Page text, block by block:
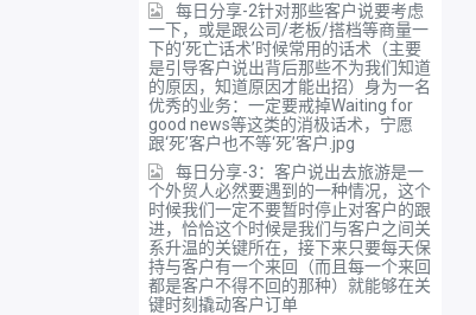
每日分享-2针对那些客户说要考虑
一下，或是跟公司/老板/搭档等商量一
下的‘死亡话术’时候常用的话术（主要
是引导客户说出背后那些不为我们知道
的原因，知道原因才能出招）身为一名
优秀的业务：一定要戒掉Waiting for
good news等这类的消极话术，宁愿
跟‘死’客户也不等‘死’客户.jpg
每日分享-3：客户说出去旅游是一
个外贸人必然要遇到的一种情况，这个
时候我们一定不要暂时停止对客户的跟
进，恰恰这个时候是我们与客户之间关
系升温的关键所在，接下来只要每天保
持与客户有一个来回（而且每一个来回
都是客户不得不回的那种）就能够在关
键时刻撬动客户订单